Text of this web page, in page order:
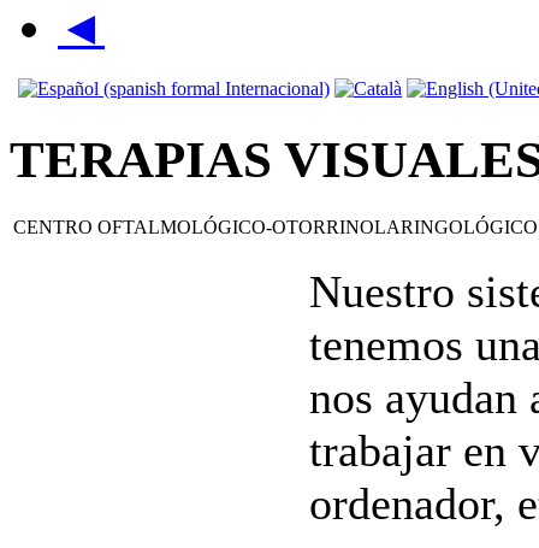
◄
TERAPIAS
CENTRO OFTALMOLÓGICO-OTORRINOLARINGOLÓGICO
Nuestro
tenemos
nos
trabajar en
ordenador,